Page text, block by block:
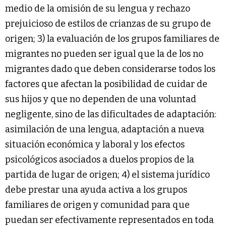
medio de la omisión de su lengua y rechazo
prejuicioso de estilos de crianzas de su grupo de
origen; 3) la evaluación de los grupos familiares de
migrantes no pueden ser igual que la de los no
migrantes dado que deben considerarse todos los
factores que afectan la posibilidad de cuidar de
sus hijos y que no dependen de una voluntad
negligente, sino de las dificultades de adaptación:
asimilación de una lengua, adaptación a nueva
situación económica y laboral y los efectos
psicológicos asociados a duelos propios de la
partida de lugar de origen; 4) el sistema jurídico
debe prestar una ayuda activa a los grupos
familiares de origen y comunidad para que
puedan ser efectivamente representados en toda